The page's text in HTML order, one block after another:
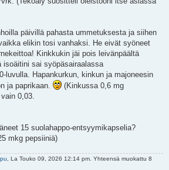
päivillä pahasta ummetuksesta ja siihen
elikin tosi vanhaksi. He eivät syöneet
Kinkkukin jäi pois leivänpäältä
sai syöpäsairaalassa
luvulla. Hapankurkun, kinkun ja majoneesin
ja paprikaan.
(Kinkussa 0,6 mg
0,03.
15 suolahappo-entsyymikapselia?
mkg pepsiiniä)
, La Touko 09, 2026 12:14 pm. Yhteensä muokattu 8